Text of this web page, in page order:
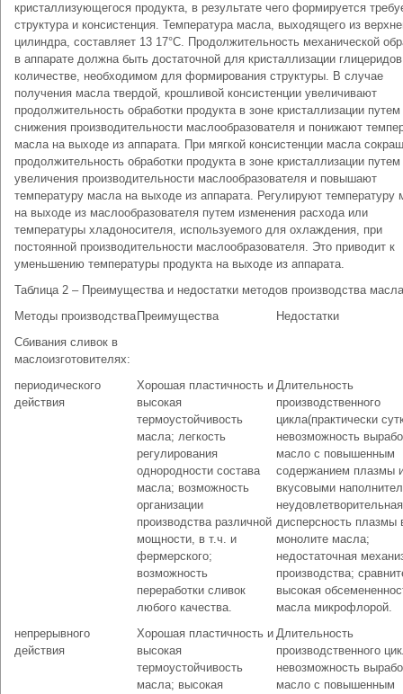
кристаллизующегося продукта, в результате чего формируется
структура и консистенция. Температура масла, выходящего из
цилиндра, составляет 13 17°С. Продолжительность механической
в аппарате должна быть достаточной для кристаллизации
количестве, необходимом для формирования структуры. В случае
получения масла твердой, крошливой консистенции увеличивают
продолжительность обработки продукта в зоне кристаллизации путем
снижения производительности маслообразователя и понижают
масла на выходе из аппарата. При мягкой консистенции масла
продолжительность обработки продукта в зоне кристаллизации путем
увеличения производительности маслообразователя и повышают
температуру масла на выходе из аппарата. Регулируют температуру
на выходе из маслообразователя путем изменения расхода или
температуры хладоносителя, используемого для охлаждения, при
постоянной производительности маслообразователя. Это приводит к
уменьшению температуры продукта на выходе из аппарата.
Таблица 2 – Преимущества и недостатки методов производства
Методы производства Преимущества
Недостатки
Сбивания сливок в
маслоизготовителях:
периодического
действия
Хорошая пластичность и
высокая
термоустойчивость
масла; легкость
регулирования
однородности состава
масла; возможность
организации
производства различной
мощности, в т.ч. и
фермерского;
возможность
переработки сливок
любого качества.
Длительность
производственного
цикла(практически
невозможность
масло с повышенным
содержанием плазмы
вкусовыми
неудовлетворительная
дисперсность плазмы
монолите масла;
недостаточная
производства;
высокая
масла микрофлорой.
непрерывного
действия
Хорошая пластичность и
высокая
термоустойчивость
масла; высокая
Длительность
производственного
невозможность
масло с повышенным